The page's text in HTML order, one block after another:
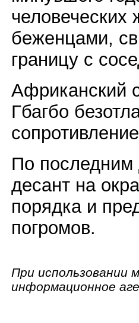
человеческих
беженцами,
границу c
Африканский
Гбагбо
По
десант на
порядка и
погромов.
При использовании
информационное